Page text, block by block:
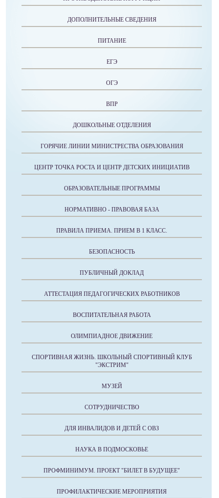
ДОПОЛНИТЕЛЬНЫЕ СВЕДЕНИЯ
ПИТАНИЕ
ЕГЭ
ОГЭ
ВПР
ДОШКОЛЬНЫЕ ОТДЕЛЕНИЯ
ГОРЯЧИЕ ЛИНИИ МИНИСТРЕСТВА ОБРАЗОВАНИЯ
ЦЕНТР ТОЧКА РОСТА И ЦЕНТР ДЕТСКИХ ИНИЦИАТИВ
ОБРАЗОВАТЕЛЬНЫЕ ПРОГРАММЫ
НОРМАТИВНО - ПРАВОВАЯ БАЗА
ПРАВИЛА ПРИЕМА. ПРИЕМ В 1 КЛАСС.
БЕЗОПАСНОСТЬ
ПУБЛИЧНЫЙ ДОКЛАД
АТТЕСТАЦИЯ ПЕДАГОГИЧЕСКИХ РАБОТНИКОВ
ВОСПИТАТЕЛЬНАЯ РАБОТА
ОЛИМПИАДНОЕ ДВИЖЕНИЕ
СПОРТИВНАЯ ЖИЗНЬ. ШКОЛЬНЫЙ СПОРТИВНЫЙ КЛУБ
"ЭКСТРИМ"
МУЗЕЙ
СОТРУДНИЧЕСТВО
ДЛЯ ИНВАЛИДОВ И ДЕТЕЙ С ОВЗ
НАУКА В ПОДМОСКОВЬЕ
ПРОФМИНИМУМ. ПРОЕКТ "БИЛЕТ В БУДУЩЕЕ"
ПРОФИЛАКТИЧЕСКИЕ МЕРОПРИЯТИЯ